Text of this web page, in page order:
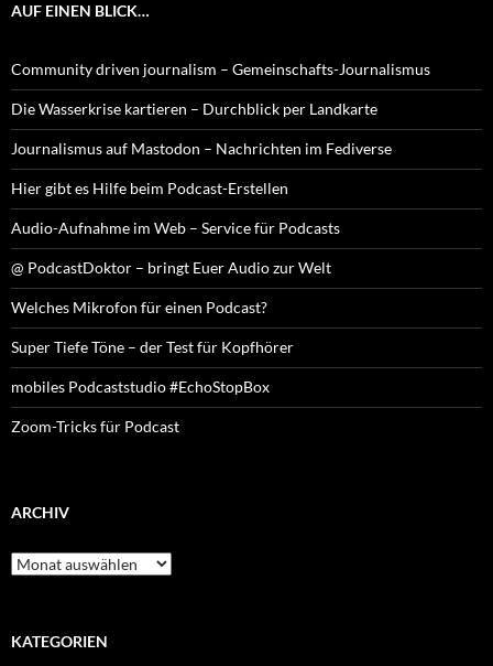
AUF EINEN BLICK…
Community driven journalism – Gemeinschafts-Journalismus
Die Wasserkrise kartieren – Durchblick per Landkarte
Journalismus auf Mastodon – Nachrichten im Fediverse
Hier gibt es Hilfe beim Podcast-Erstellen
Audio-Aufnahme im Web – Service für Podcasts
@ PodcastDoktor – bringt Euer Audio zur Welt
Welches Mikrofon für einen Podcast?
Super Tiefe Töne – der Test für Kopfhörer
mobiles Podcaststudio #EchoStopBox
Zoom-Tricks für Podcast
ARCHIV
Archiv
KATEGORIEN